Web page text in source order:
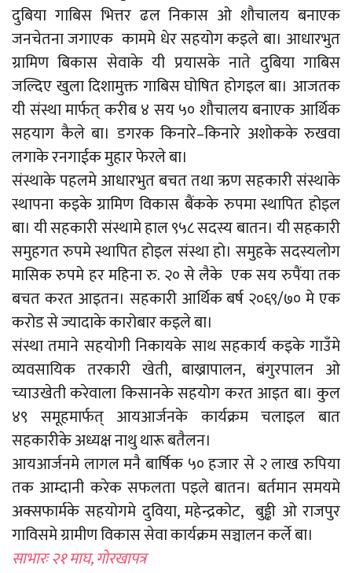
दुबिया गाबिस भित्तर ढल निकास ओ शौचालय बनाएक
जनचेतना जगाएक काममे धेर सहयोग कइले बा। आधारभुत
ग्रामिण बिकास सेवाके यी प्रयासके नाते दुबिया गाबिस
जल्दिए खुला दिशामुक्त गाबिस घोषित होगइल बा। आजतक
यी संस्था मार्फत् करीब ४ सय ५० शौचालय बनाएक आर्थिक
सहयाग कैले बा। डगरक किनारे–किनारे अशोकके रुखवा
लगाके रनगाईक मुहार फेरले बा।
संस्थाके पहलमे आधारभुत बचत तथा ऋण सहकारी संस्थाके
स्थापना कइके ग्रामिण विकास बैंकके रुपमा स्थापित होइल
बा। यी सहकारी संस्थामे हाल ९५८ सदस्य बातन। यी सहकारी
समुहगत रुपमे स्थापित होइल संस्था हो। समुहके सदस्यलोग
मासिक रुपमे हर महिना रु. २० से लैके एक सय रुपैंया तक
बचत करत आइतन। सहकारी आर्थिक बर्ष २०६९/७० मे एक
करोड से ज्यादाके कारोबार कइले बा।
संस्था तमाने सहयोगी निकायके साथ सहकार्य कइके गाउँमे
व्यवसायिक तरकारी खेती, बाख्रापालन, बंगुरपालन ओ
च्याउखेती करेवाला किसानके सहयोग करत आइत बा। कुल
४९ समूहमार्फत् आयआर्जनके कार्यक्रम चलाइल बात
सहकारीके अध्यक्ष नाथु थारू बतैलन।
आयआर्जनमे लागल मनै बार्षिक ५० हजार से २ लाख रुपिया
तक आम्दानी करेक सफलता पइले बातन। बर्तमान समयमे
अक्सफार्मके सहयोगमे दुविया, महेन्द्रकोट, बुड्ढी ओ राजपुर
गाविसमे ग्रामीण विकास सेवा कार्यक्रम सञ्चालन कर्ले बा।
साभारः २१ माघ, गोरखापत्र